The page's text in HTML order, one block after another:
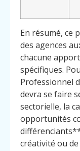
En résumé, ce
des agences
chacune
spécifiques.
Professionnel
devra se faire
sectorielle, la
opportunités
créativité ou